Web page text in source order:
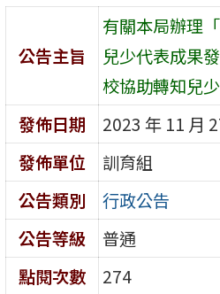
公告主旨
有關本局辦理
兒少代表成果
校協助轉知兒
發佈日期
2023 年 11 月
發佈單位
訓育組
公告類別
行政公告
公告等級
普通
點閱次數
274